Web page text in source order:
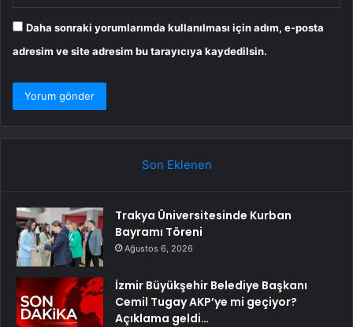
Daha sonraki yorumlarımda kullanılması için adım, e-posta
adresim ve site adresim bu tarayıcıya kaydedilsin.
Son Eklenen
Trakya Üniversitesinde Kurban
Bayramı Töreni
Ağustos 6, 2026
İzmir Büyükşehir Belediye Başkanı
Cemil Tugay AKP’ye mi geçiyor?
Açıklama geldi…